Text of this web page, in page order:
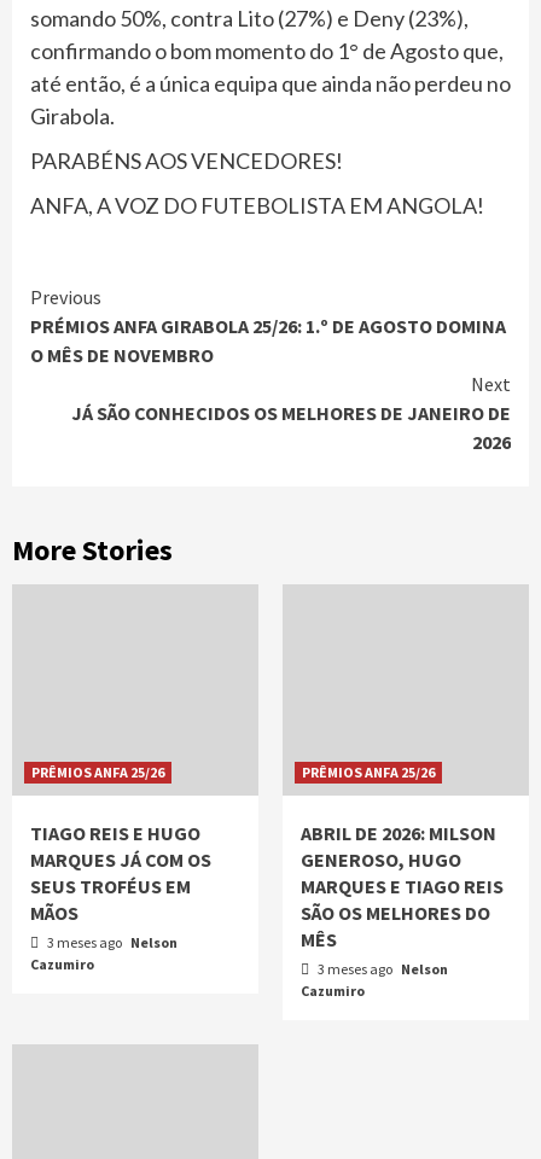
somando 50%, contra Lito (27%) e Deny (23%),
confirmando o bom momento do 1° de Agosto que,
até então, é a única equipa que ainda não perdeu no
Girabola.
PARABÉNS AOS VENCEDORES!
ANFA, A VOZ DO FUTEBOLISTA EM ANGOLA!
Continue
Reading
Previous
PRÉMIOS ANFA GIRABOLA 25/26: 1.º DE AGOSTO DOMINA
O MÊS DE NOVEMBRO
Next
JÁ SÃO CONHECIDOS OS MELHORES DE JANEIRO DE
2026
More Stories
PRÊMIOS ANFA 25/26
TIAGO REIS E HUGO
MARQUES JÁ COM OS
SEUS TROFÉUS EM
MÃOS
3 meses ago Nelson
Cazumiro
PRÊMIOS ANFA 25/26
ABRIL DE 2026: MILSON
GENEROSO, HUGO
MARQUES E TIAGO REIS
SÃO OS MELHORES DO
MÊS
3 meses ago Nelson
Cazumiro